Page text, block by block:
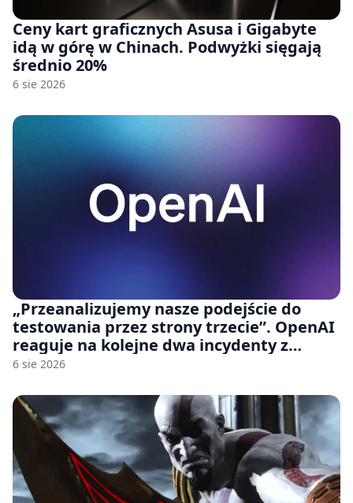
Ceny kart graficznych Asusa i Gigabyte
idą w górę w Chinach. Podwyżki sięgają
średnio 20%
6 sie 2026
„Przeanalizujemy nasze podejście do
testowania przez strony trzecie”. OpenAI
reaguje na kolejne dwa incydenty z
udziałem autorskich modeli
6 sie 2026